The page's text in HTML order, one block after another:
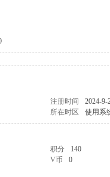
注册时间
2024-9-
所在时区 使用系
积分
140
V币 0